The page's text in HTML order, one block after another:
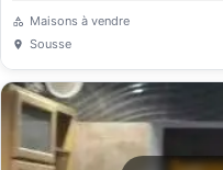
Maisons à vendre
Sousse